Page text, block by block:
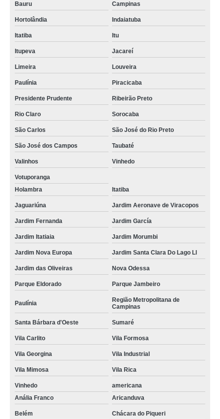
Bauru Campinas
Hortolândia Indaiatuba
Itatiba Itu
Itupeva Jacareí
Limeira Louveira
Paulínia Piracicaba
Presidente Prudente Ribeirão Preto
Rio Claro Sorocaba
São Carlos São José do Rio Preto
São José dos Campos Taubaté
Valinhos Vinhedo
Votuporanga
Holambra
Itatiba
Jaguariúna Jardim Aeronave de Viracopos
Jardim Fernanda Jardim García
Jardim Itatiaia Jardim Morumbi
Jardim Nova Europa Jardim Santa Clara Do Lago Ll
Jardim das Oliveiras Nova Odessa
Parque Eldorado Parque Jambeiro
Paulínia
Região Metropolitana de
Campinas
Santa Bárbara d'Oeste Sumaré
Vila Carlito Vila Formosa
Vila Georgina Vila Industrial
Vila Mimosa Vila Rica
Vinhedo
americana
Anália Franco
Aricanduva
Belém Chácara do Piqueri